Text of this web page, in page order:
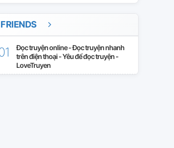
FRIENDS
Đọc truyện online - Đọc truyện nhanh
trên điện thoại - Yêu để đọc truyện -
LoveTruyen